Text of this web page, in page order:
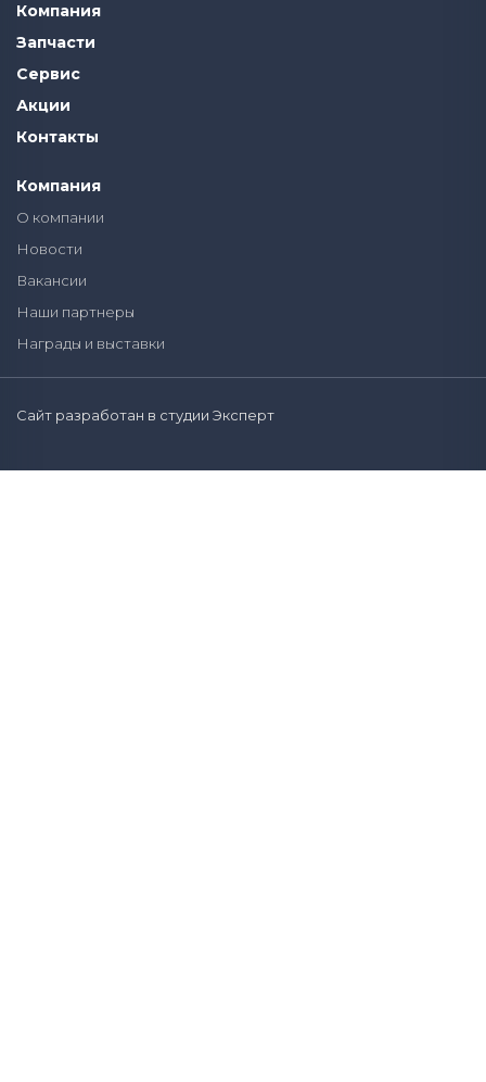
Компания
Запчасти
Сервис
Акции
Контакты
Компания
О компании
Новости
Вакансии
Наши партнеры
Награды и выставки
Сайт разработан в студии Эксперт